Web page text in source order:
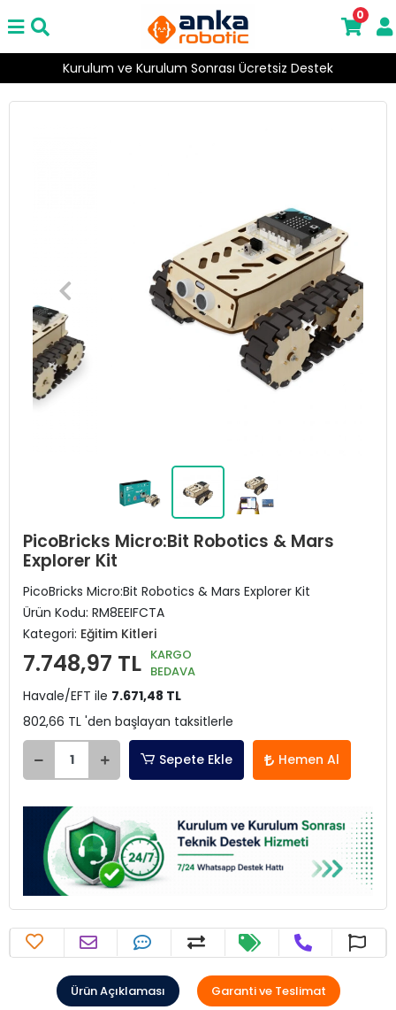
2000 ₺ Üzeri Ücretsiz Kargo
0
PicoBricks Micro:Bit Robotics & Mars
Explorer Kit
PicoBricks Micro:Bit Robotics & Mars Explorer Kit
Ürün Kodu: RM8EEIFCTA
Kategori: Eğitim Kitleri
7.748,97 TL KARGO
BEDAVA
Havale/EFT ile 7.671,48 TL
802,66 TL 'den başlayan taksitlerle
Sepete Ekle Hemen Al
Ürün Açıklaması Garanti ve Teslimat